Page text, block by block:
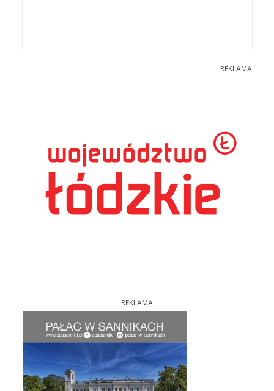
REKLAMA
REKLAMA